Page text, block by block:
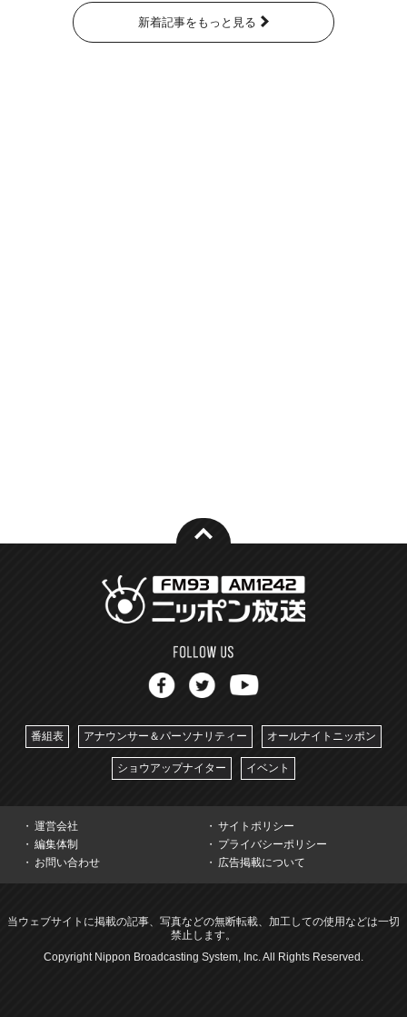
新着記事をもっと見る
番組表 アナウンサー＆パーソナリティー オールナイトニッポン
ショウアップナイター イベント
運営会社
サイトポリシー
編集体制
プライバシーポリシー
お問い合わせ
広告掲載について
当ウェブサイトに掲載の記事、写真などの無断転載、加工しての使用などは一切
禁止します。
Copyright Nippon Broadcasting System, Inc. All Rights Reserved.